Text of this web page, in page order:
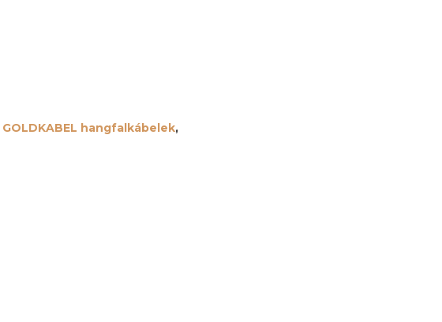
GOLDKABEL hangfalkábelek,